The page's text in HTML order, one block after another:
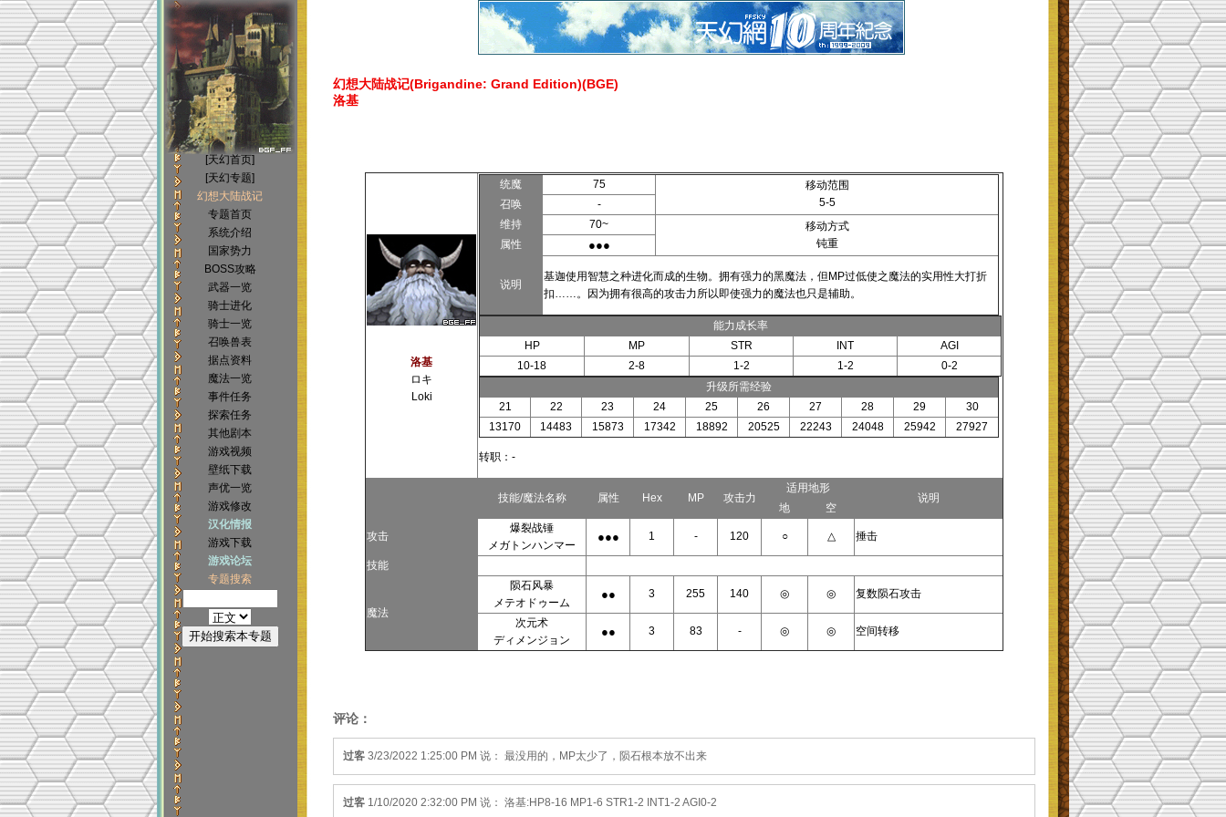
幻想大陆战记(Brigandine: Grand Edition)(BGE)
洛基
洛基
ロキ
Loki
统魔 75
移动范围
5-5
召唤
-
维持
70~
移动方式
钝重
属性 ●●●
说明
基迦使用智慧之种进化而成的生物。拥有强力的黑魔法，但MP过低使之魔法的实用性大打折
扣……。因为拥有很高的攻击力所以即使强力的魔法也只是辅助。
能力成长率
HP
MP STR INT
AGI
10-18
2-8 1-2 1-2
0-2
升级所需经验
21
22 23 24 25 26 27 28 29
30
13170
14483 15873 17342 18892 20525 22243 24048 25942 27927
转职：-
技能/魔法名称 属性 Hex MP 攻击力
适用地形
说明
地 空
攻击
爆裂战锤
メガトンハンマー
●●● 1 - 120 ○ △ 捶击
技能
魔法
陨石风暴
メテオドゥーム
●● 3 255 140 ◎ ◎ 复数陨石攻击
次元术
ディメンジョン
●● 3 83 - ◎ ◎ 空间转移
评论：
过客 3/23/2022 1:25:00 PM 说： 最没用的，MP太少了，陨石根本放不出来
过客 1/10/2020 2:32:00 PM 说： 洛基:HP8-16 MP1-6 STR1-2 INT1-2 AGI0-2
[天幻首页]
[天幻专题]
幻想大陆战记
专题首页
系统介绍
国家势力
BOSS攻略
武器一览
骑士进化
骑士一览
召唤兽表
据点资料
魔法一览
事件任务
探索任务
其他剧本
游戏视频
壁纸下载
声优一览
游戏修改
汉化情报
游戏下载
游戏论坛
专题搜索